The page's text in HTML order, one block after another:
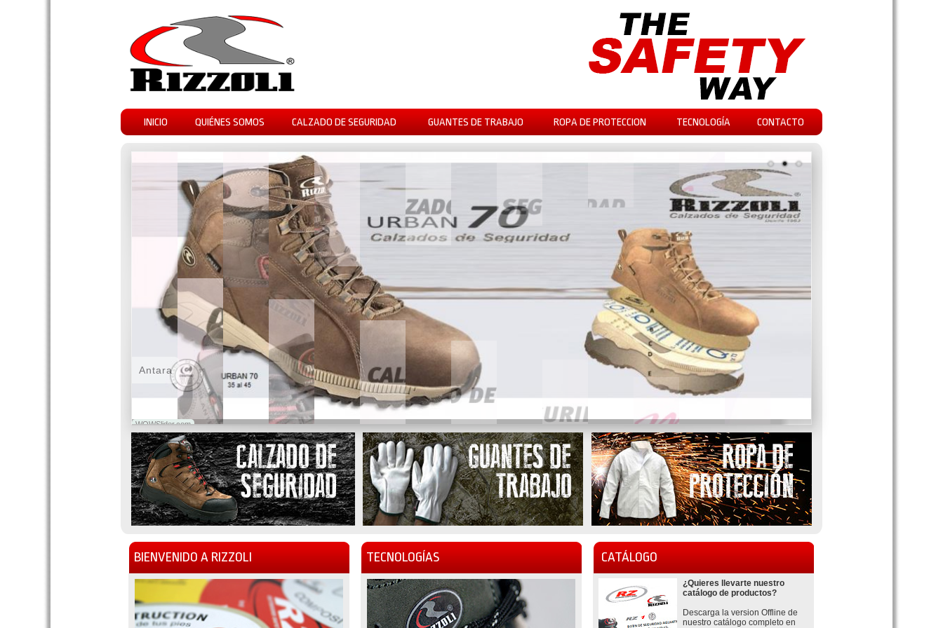
INICIO QUIÉNES SOMOS CALZADO DE SEGURIDAD GUANTES DE TRABAJO ROPA DE PROTECCION TECNOLOGÍA CONTACTO
WOWSlider.com
Antara
BIENVENIDO A RIZZOLI TECNOLOGÍAS CATÁLOGO
¿Quieres llevarte nuestro
catálogo de productos?
Descarga la version Offline de
nuestro catálogo completo en